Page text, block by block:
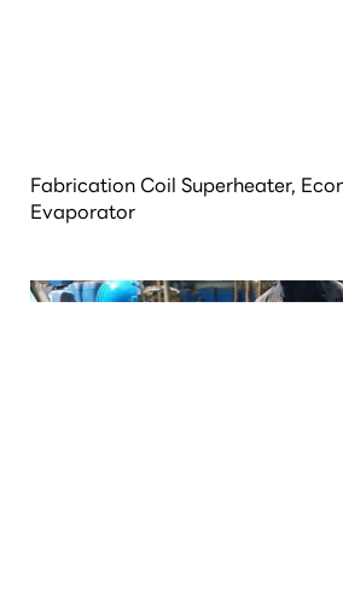
Fabrication Coil Superheater,
Evaporator